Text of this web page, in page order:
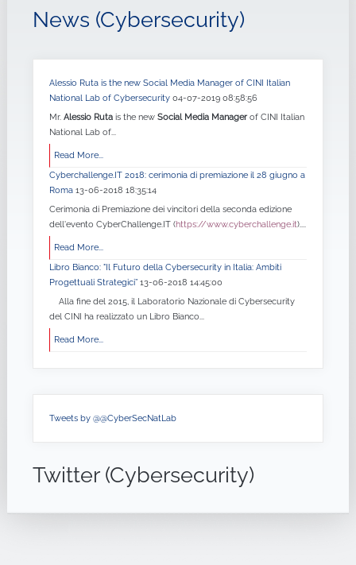
News (Cybersecurity)
Alessio Ruta is the new Social Media Manager of CINI Italian
National Lab of Cybersecurity 04-07-2019 08:58:56
Mr. Alessio Rutais the new Social Media Managerof CINI Italian
National Lab of...
Read More...
Cyberchallenge.IT 2018: cerimonia di premiazione il 28 giugno a
Roma 13-06-2018 18:35:14
Cerimonia di Premiazione dei vincitori della seconda edizione
dell'evento CyberChallenge.IT (https://www.cyberchallenge.it)....
Read More...
Libro Bianco: "Il Futuro della Cybersecurity in Italia: Ambiti
Progettuali Strategici” 13-06-2018 14:45:00
Alla fine del 2015, il Laboratorio Nazionale di Cybersecurity
del CINI ha realizzato un Libro Bianco...
Read More...
Tweets by @@CyberSecNatLab
Twitter (Cybersecurity)